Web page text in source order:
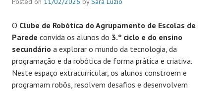
O Clube de Robótica do Agrupamento de Escolas de
Parede convida os alunos do 3.º ciclo e do ensino
secundário a explorar o mundo da tecnologia, da
programação e da robótica de forma prática e criativa.
Neste espaço extracurricular, os alunos constroem e
programam robôs, resolvem desafios e desenvolvem